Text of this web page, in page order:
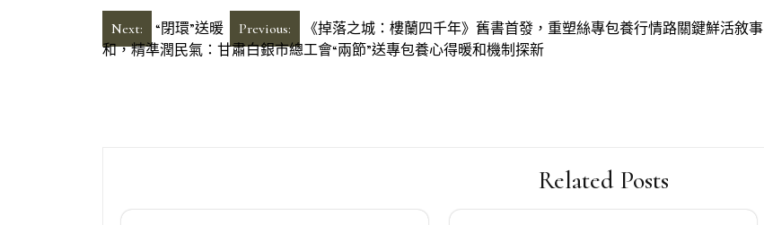
文
章
Previous: 《掉落之城：樓蘭四千年》舊書首發，重塑絲專包養行情路關鍵鮮活敘事
Next:
“閉環”送暖
和，精準潤民氣：甘肅白銀市總工會“兩節”送專包養心得暖和機制探新
Related Posts